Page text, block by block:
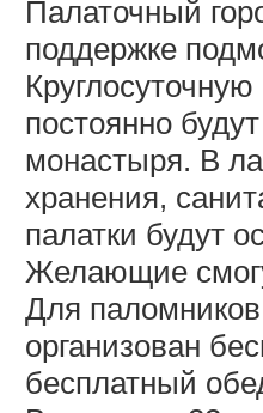
Палаточный
поддержке
постоянно
монастыря. В
хранения,
палатки будут
Желающие
Для паломников
организован
бесплатный